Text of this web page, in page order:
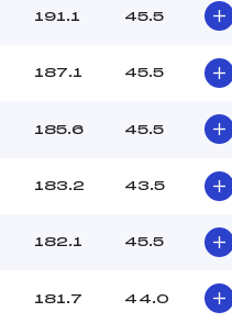
191.1 45.5
187.1 45.5
185.6 45.5
183.2 43.5
182.1 45.5
181.7 44.0